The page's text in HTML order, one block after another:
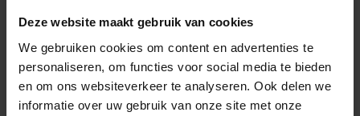
Deze website maakt gebruik van cookies
We gebruiken cookies om content en advertenties te
personaliseren, om functies voor social media te bieden
en om ons websiteverkeer te analyseren. Ook delen we
informatie over uw gebruik van onze site met onze